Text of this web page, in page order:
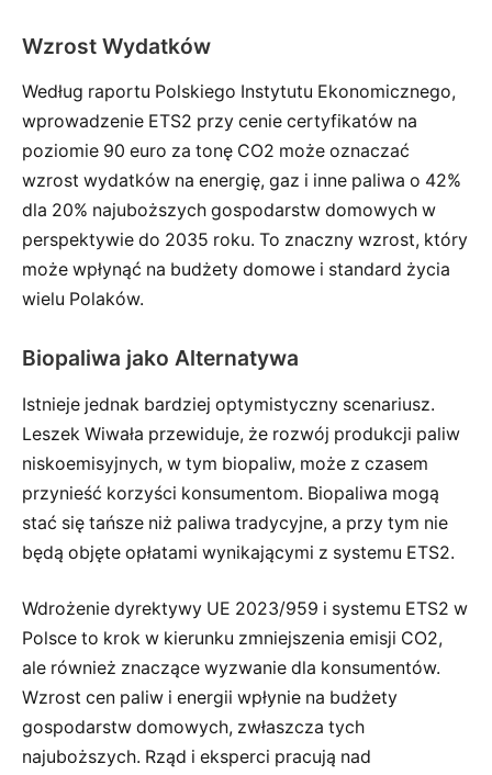
Wzrost Wydatków
Według raportu Polskiego Instytutu Ekonomicznego,
wprowadzenie ETS2 przy cenie certyfikatów na
poziomie 90 euro za tonę CO2 może oznaczać
wzrost wydatków na energię, gaz i inne paliwa o 42%
dla 20% najuboższych gospodarstw domowych w
perspektywie do 2035 roku. To znaczny wzrost, który
może wpłynąć na budżety domowe i standard życia
wielu Polaków.
Biopaliwa jako Alternatywa
Istnieje jednak bardziej optymistyczny scenariusz.
Leszek Wiwała przewiduje, że rozwój produkcji paliw
niskoemisyjnych, w tym biopaliw, może z czasem
przynieść korzyści konsumentom. Biopaliwa mogą
stać się tańsze niż paliwa tradycyjne, a przy tym nie
będą objęte opłatami wynikającymi z systemu ETS2.
Wdrożenie dyrektywy UE 2023/959 i systemu ETS2 w
Polsce to krok w kierunku zmniejszenia emisji CO2,
ale również znaczące wyzwanie dla konsumentów.
Wzrost cen paliw i energii wpłynie na budżety
gospodarstw domowych, zwłaszcza tych
najuboższych. Rząd i eksperci pracują nad